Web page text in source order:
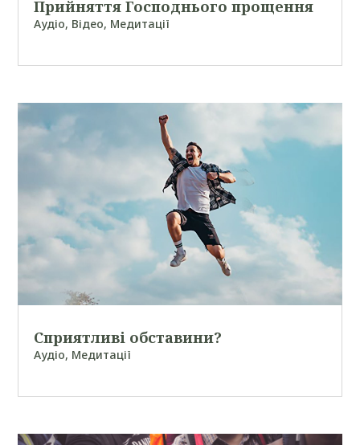
Прийняття Господнього прощення
Аудіо, Відео, Медитації
Сприятливі обставини?
Аудіо, Медитації